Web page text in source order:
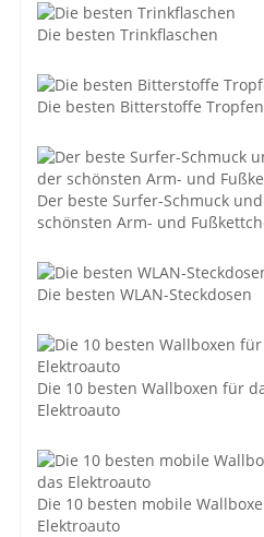
Die besten Trinkflaschen
Die besten Bitterstoffe Tropfen
Der beste Surfer-Schmuck
schönsten Arm- und
Die besten WLAN-Steckdosen
Die 10 besten Wallboxen für
Elektroauto
Die 10 besten mobile
Elektroauto